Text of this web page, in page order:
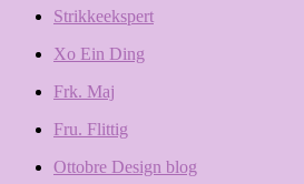
Strikkeekspert
Xo Ein Ding
Frk. Maj
Fru. Flittig
Ottobre Design blog